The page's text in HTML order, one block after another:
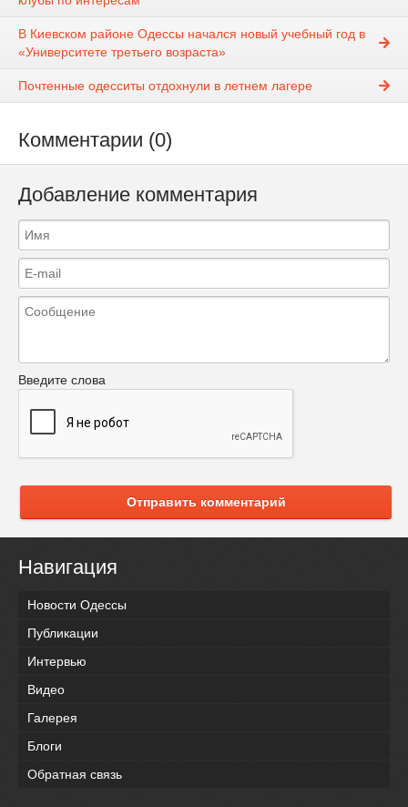
В Киевском районе Одессы начался новый учебный год в
«Университете третьего возраста»
Почтенные одесситы отдохнули в летнем лагере
Комментарии (0)
Добавление комментария
Введите слова
Отправить комментарий
Навигация
Новости Одессы
Публикации
Интервью
Видео
Галерея
Блоги
Обратная связь